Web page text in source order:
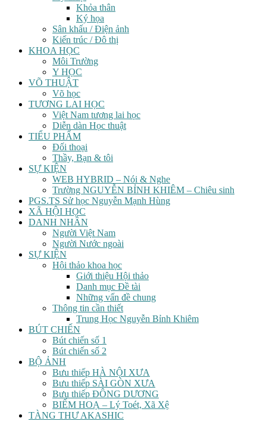
Khỏa thân
Ký họa
Sân khấu / Điện ảnh
Kiến trúc / Đô thị
KHOA HỌC
Môi Trường
Y HỌC
VÕ THUẬT
Võ học
TƯƠNG LAI HỌC
Việt Nam tương lai học
Diễn dàn Học thuật
TIỂU PHẨM
Đối thoại
Thầy, Bạn & tôi
SỰ KIỆN
WEB HYBRID – Nói & Nghe
Trường NGUYỄN BỈNH KHIÊM – Chiêu sinh
PGS.TS Sử học Nguyễn Mạnh Hùng
XÃ HỘI HỌC
DANH NHÂN
Người Việt Nam
Người Nước ngoài
SỰ KIỆN
Hội thảo khoa học
Giới thiệu Hội thảo
Danh mục Đề tài
Những vấn đề chung
Thông tin cần thiết
Trung Học Nguyễn Bỉnh Khiêm
BÚT CHIẾN
Bút chiến số 1
Bút chiến số 2
BỘ ẢNH
Bưu thiếp HÀ NỘI XƯA
Bưu thiếp SÀI GÒN XƯA
Bưu thiếp ĐÔNG DƯƠNG
BIẾM HOẠ – Lý Toét, Xã Xệ
TÀNG THƯ AKASHIC